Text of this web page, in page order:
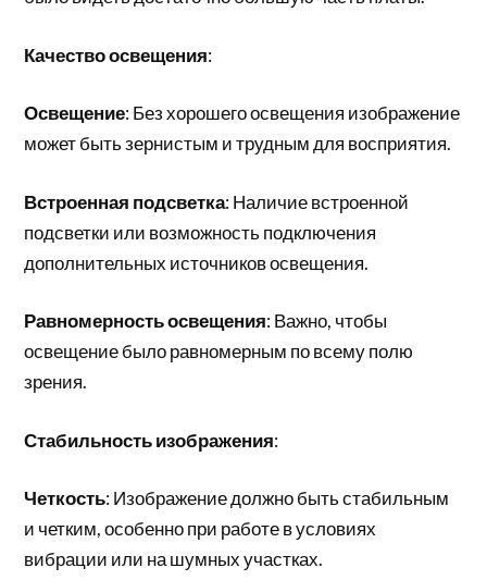
Качество освещения:
Освещение: Без хорошего освещения изображение
может быть зернистым и трудным для восприятия.
Встроенная подсветка: Наличие встроенной
подсветки или возможность подключения
дополнительных источников освещения.
Равномерность освещения: Важно, чтобы
освещение было равномерным по всему полю
зрения.
Стабильность изображения:
Четкость: Изображение должно быть стабильным
и четким, особенно при работе в условиях
вибрации или на шумных участках.